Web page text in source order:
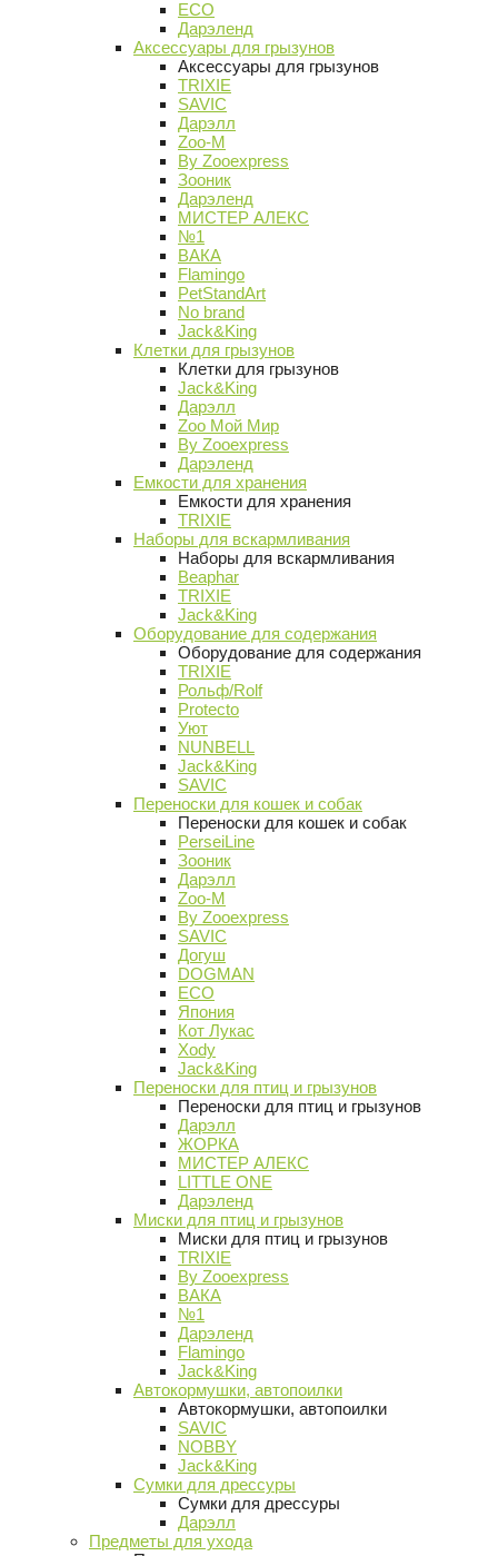
ECO
Дарэленд
Аксессуары для грызунов
Аксессуары для грызунов
TRIXIE
SAVIC
Дарэлл
Zoo-M
By Zooexpress
Зооник
Дарэленд
МИСТЕР АЛЕКС
№1
ВАКА
Flamingo
PetStandArt
No brand
Jack&King
Клетки для грызунов
Клетки для грызунов
Jack&King
Дарэлл
Zoo Мой Мир
By Zooexpress
Дарэленд
Емкости для хранения
Емкости для хранения
TRIXIE
Наборы для вскармливания
Наборы для вскармливания
Beaphar
TRIXIE
Jack&King
Оборудование для содержания
Оборудование для содержания
TRIXIE
Рольф/Rolf
Protecto
Уют
NUNBELL
Jack&King
SAVIC
Переноски для кошек и собак
Переноски для кошек и собак
PerseiLine
Зооник
Дарэлл
Zoo-M
By Zooexpress
SAVIC
Догуш
DOGMAN
ECO
Япония
Кот Лукас
Xody
Jack&King
Переноски для птиц и грызунов
Переноски для птиц и грызунов
Дарэлл
ЖОРКА
МИСТЕР АЛЕКС
LITTLE ONE
Дарэленд
Миски для птиц и грызунов
Миски для птиц и грызунов
TRIXIE
By Zooexpress
ВАКА
№1
Дарэленд
Flamingo
Jack&King
Автокормушки, автопоилки
Автокормушки, автопоилки
SAVIC
NOBBY
Jack&King
Сумки для дрессуры
Сумки для дрессуры
Дарэлл
Предметы для ухода